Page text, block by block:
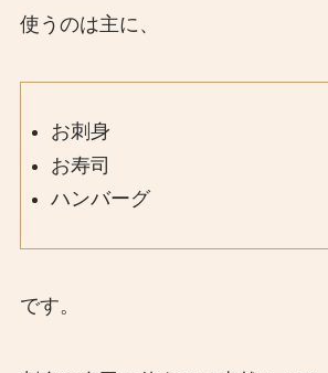
使うのは主に、
お刺身
お寿司
ハンバーグ
です。